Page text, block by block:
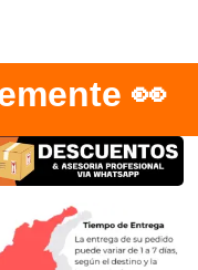
👀